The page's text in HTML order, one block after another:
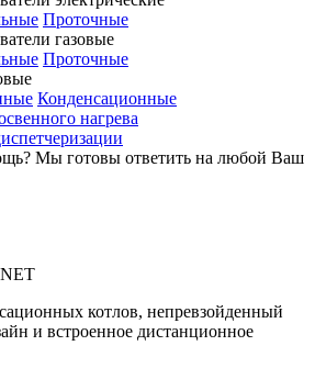
Проточные
газовые
Проточные
Конденсационные
нагрева
Мы готовы ответить на любой Ваш
котлов, непревзойденный
и встроенное дистанционное